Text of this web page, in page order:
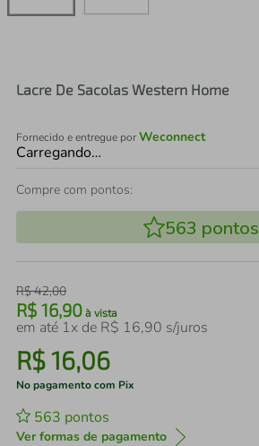
Lacre De Sacolas Western Home
Fornecido e entregue porWeconnect
Carregando…
Compre com pontos:
563 pontos
R$42,00
R$ 16,90 à vista
em até 1x de R$ 16,90 s/juros
R$16,06
No pagamento com Pix
563 pontos
Ver formas de pagamento